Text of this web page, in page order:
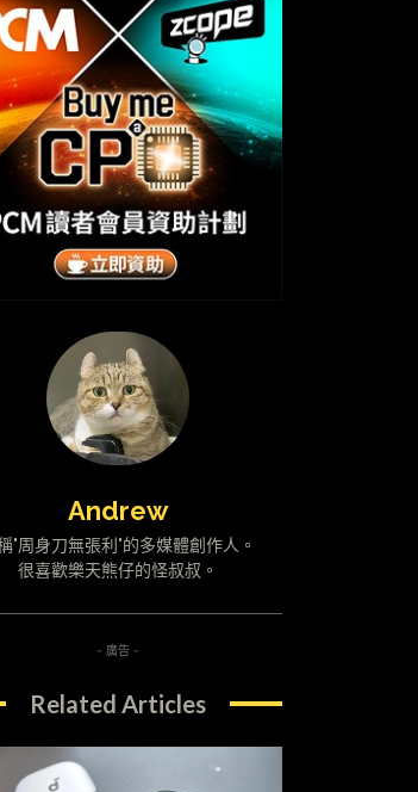
Andrew
"周身刀無張利"的多媒體創作人。
很喜歡樂天熊仔的怪叔叔。
- 廣告 -
Related Articles